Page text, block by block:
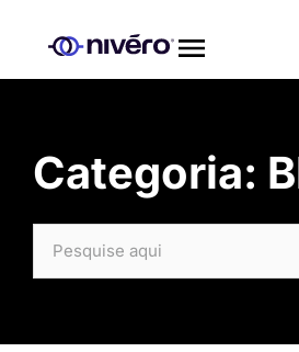
Categoria: